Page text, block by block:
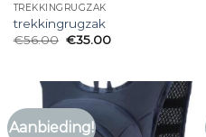
TREKKINGRUGZAK
trekkingrugzak
€56.00 €35.00
Aanbieding!